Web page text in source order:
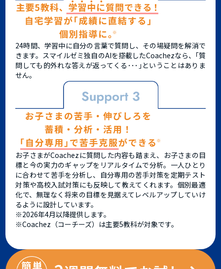
24時間、学習中に自分の言葉で質問し、その場疑問を解消で
きます。スマイルゼミ独自のAIを搭載したCoachezなら、｢質
問しても的外れな答えが返ってくる･･･｣ということはありま
せん。
お子さまがCoachezに質問した内容も踏まえ、お子さまの目
標と今の実力のギャップをリアルタイムで分析。一人ひとり
に合わせて苦手を分析し、自分専用の苦手対策を定期テスト
対策や高校入試対策にも反映して教えてくれます。個別最適
化で、無理なく将来の目標を見据えてレベルアップしていけ
るように設計しています。
※2026年4月以降提供します。
※Coachez（コーチーズ）は主要5教科が対象です。